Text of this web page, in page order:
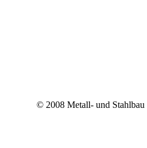
© 2008 Metall- und